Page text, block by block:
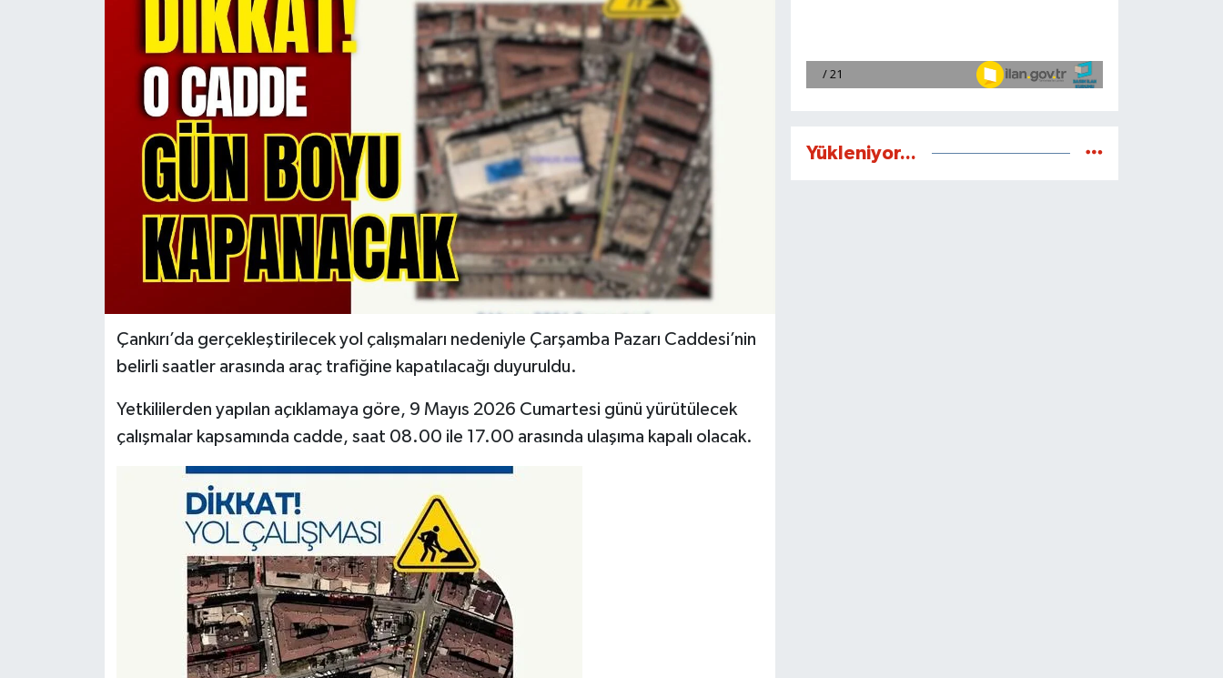
Çankırı’da gerçekleştirilecek yol çalışmaları nedeniyle Çarşamba Pazarı Caddesi’nin
belirli saatler arasında araç trafiğine kapatılacağı duyuruldu.
Yetkililerden yapılan açıklamaya göre, 9 Mayıs 2026 Cumartesi günü yürütülecek
çalışmalar kapsamında cadde, saat 08.00 ile 17.00 arasında ulaşıma kapalı olacak.
Yükleniyor...
VİZYONDAKİLER